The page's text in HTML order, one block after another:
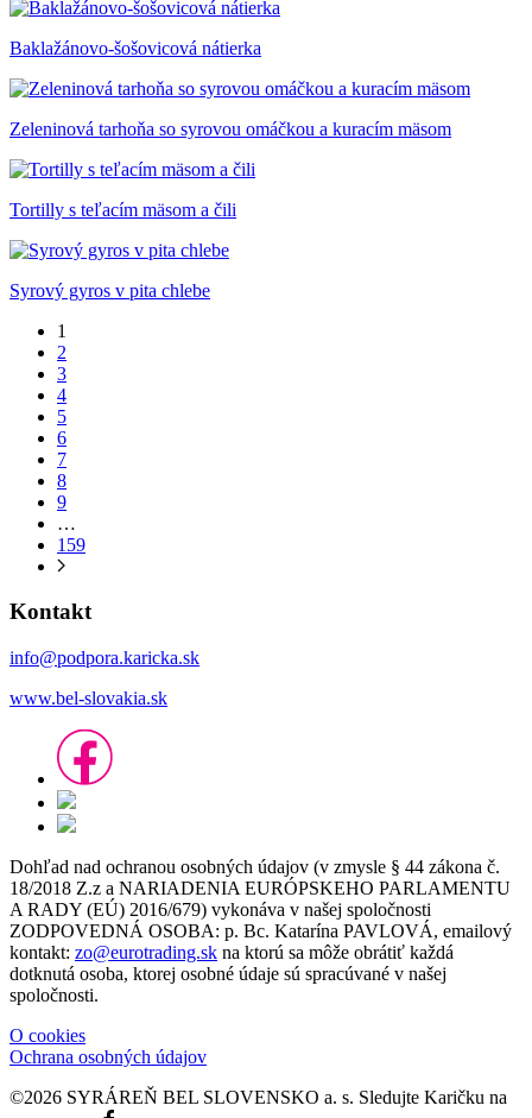
Baklažánovo-šošovicová nátierka
Zeleninová tarhoňa so syrovou omáčkou a kuracím mäsom
Tortilly s teľacím mäsom a čili
Syrový gyros v pita chlebe
1
2
3
4
5
6
7
8
9
…
159
Kontakt
info@podpora.karicka.sk
www.bel-slovakia.sk
Dohľad nad ochranou osobných údajov (v zmysle § 44 zákona č.
18/2018 Z.z a NARIADENIA EURÓPSKEHO PARLAMENTU
A RADY (EÚ) 2016/679) vykonáva v našej spoločnosti
ZODPOVEDNÁ OSOBA: p. Bc. Katarína PAVLOVÁ, emailový
kontakt: zo@eurotrading.sk na ktorú sa môže obrátiť každá
dotknutá osoba, ktorej osobné údaje sú spracúvané v našej
spoločnosti.
O cookies
Ochrana osobných údajov
©2026 SYRÁREŇ BEL SLOVENSKO a. s. Sledujte Karičku na